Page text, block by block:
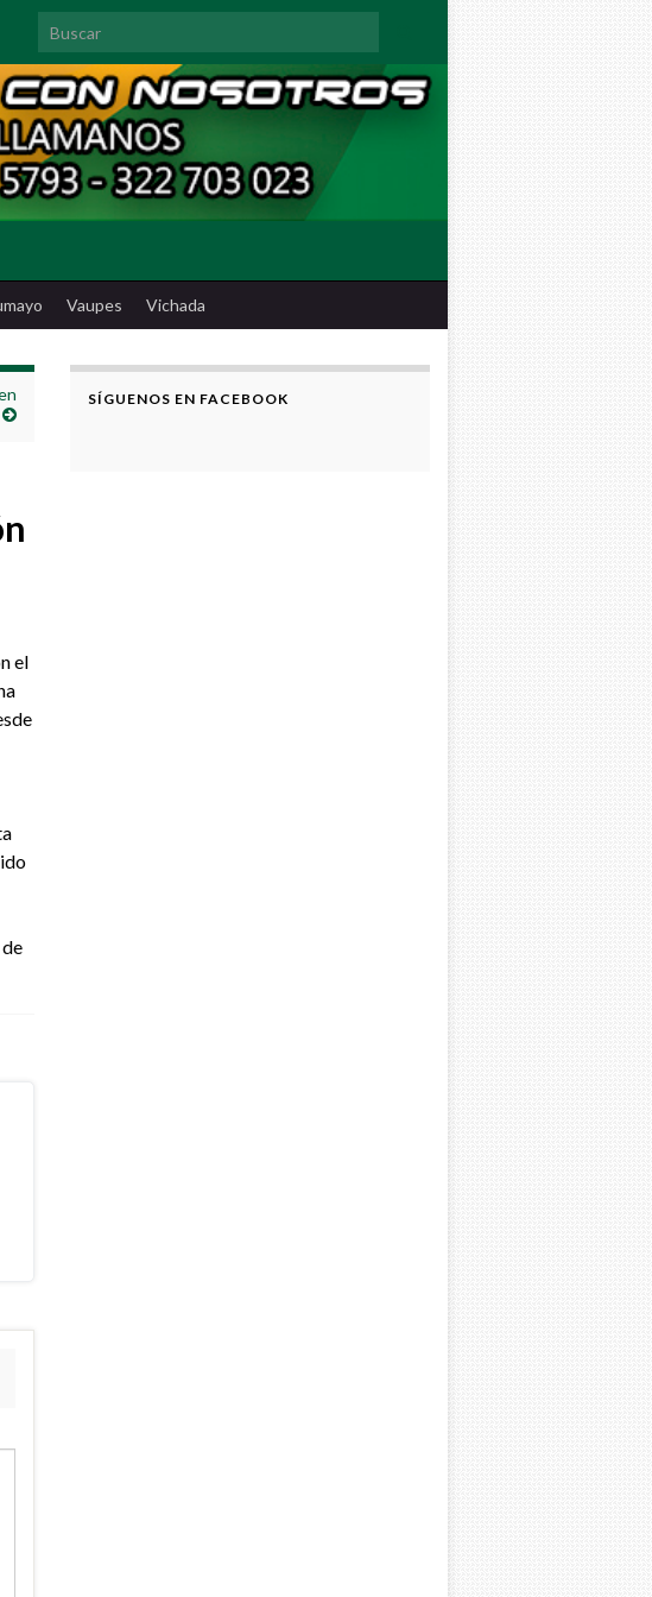
Search for:
Vaupes Vichada
el
SÍGUENOS EN FACEBOOK